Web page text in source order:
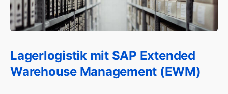
Lagerlogistik mit SAP Extended
Warehouse Management (EWM)